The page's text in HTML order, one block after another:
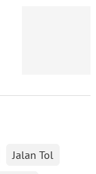
Jalan Tol